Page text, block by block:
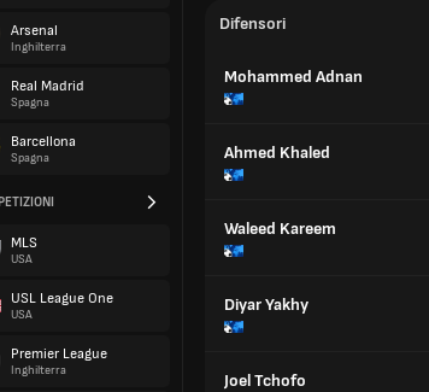
Arsenal
Inghilterra
Real Madrid
Spagna
Barcellona
Spagna
MLS
USA
USL League One
USA
Premier League
Inghilterra
Difensori
Mohammed Adnan
Ahmed Khaled
Waleed Kareem
Diyar Yakhy
Joel Tchofo